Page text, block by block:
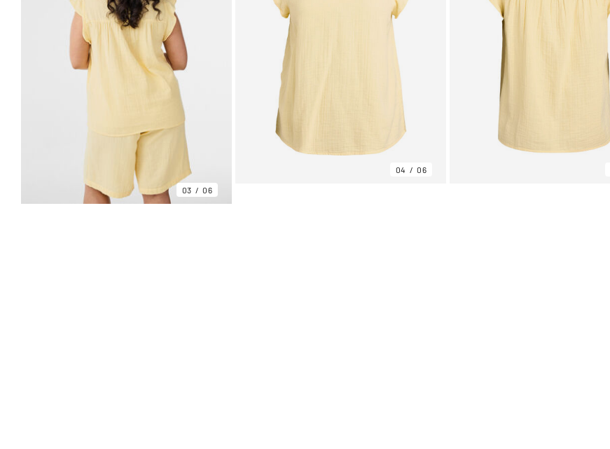
03 06
04 06